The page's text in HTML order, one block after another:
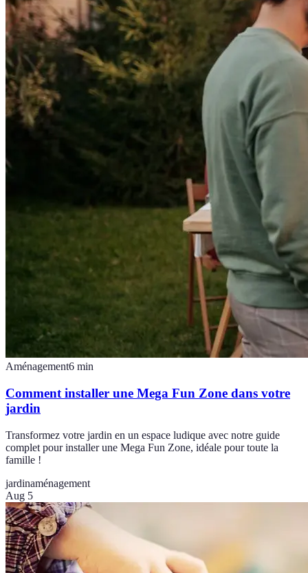
Aménagement6 min
Comment installer une Mega Fun Zone dans votre
jardin
Transformez votre jardin en un espace ludique avec notre guide
complet pour installer une Mega Fun Zone, idéale pour toute la
famille !
jardinaménagement
Aug 5